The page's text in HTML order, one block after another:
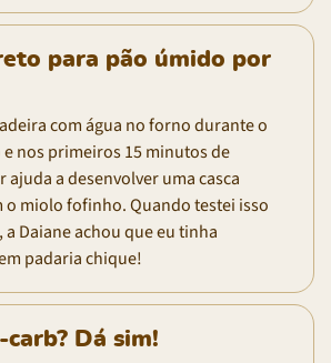
para pão úmido por
com água no forno durante o
nos primeiros 15 minutos de
ajuda a desenvolver uma casca
o miolo fofinho. Quando testei isso
Daiane achou que eu tinha
padaria chique!
Dá sim!